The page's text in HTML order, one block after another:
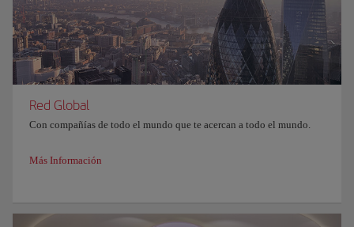
Red Global
Con compañías de todo el mundo que te acercan a todo el mundo.
Más Información